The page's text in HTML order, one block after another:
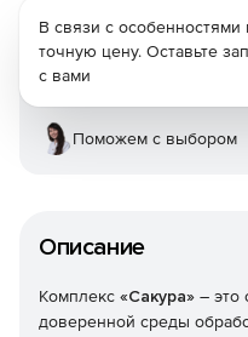
Описание
Комплекс «Сакура» – это
доверенной среды
В связи с
точную цену. Оставьте
с вами
Поможем с выбором